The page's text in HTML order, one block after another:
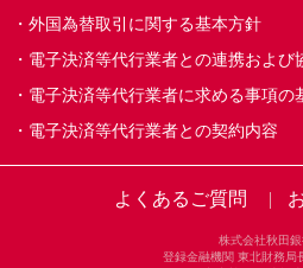
外国為替取引に関する基本方針
電子決済等代行業者との連携および
電子決済等代行業者に求める事項の
電子決済等代行業者との契約内容
よくあるご質問
株式会社秋田
登録金融機関 東北財務局